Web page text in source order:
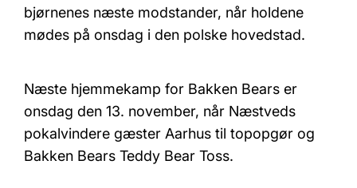
bjørnenes næste modstander, når holdene
mødes på onsdag i den polske hovedstad.
Næste hjemmekamp for Bakken Bears er
onsdag den 13. november, når Næstveds
pokalvindere gæster Aarhus til topopgør og
Bakken Bears Teddy Bear Toss.